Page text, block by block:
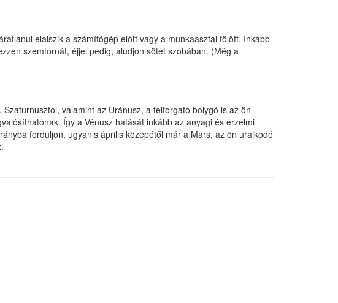
elalszik a számítógép előtt vagy a munkaasztal fölött. Inkább
szemtornát, éjjel pedig, aludjon sötét szobában. (Még a
valamint az Uránusz, a felforgató bolygó is az ön
Így a Vénusz hatását inkább az anyagi és érzelmi
forduljon, ugyanis április közepétől már a Mars, az ön uralkodó